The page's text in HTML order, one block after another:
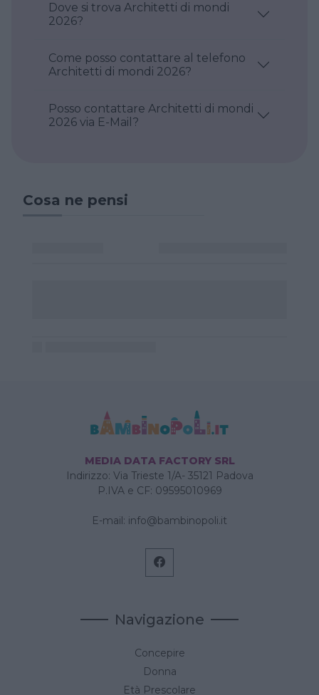
Dove si trova Architetti di mondi
2026?
Come posso contattare al telefono
Architetti di mondi 2026?
Posso contattare Architetti di mondi
2026 via E-Mail?
Cosa ne pensi
MEDIA DATA FACTORY SRL
Indirizzo: Via Trieste 1/A- 35121 Padova
P.IVA e CF: 09595010969
E-mail: info@bambinopoli.it
Navigazione
Concepire
Donna
Età Prescolare